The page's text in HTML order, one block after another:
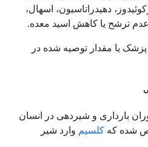
دهیدراتاسیون، اسهال،
ترشح یا کاهش اسید معده.
یا مقدار توصیه شده در
بارداری و شیردهی در انسان
شده که کلسیم وارد شیر